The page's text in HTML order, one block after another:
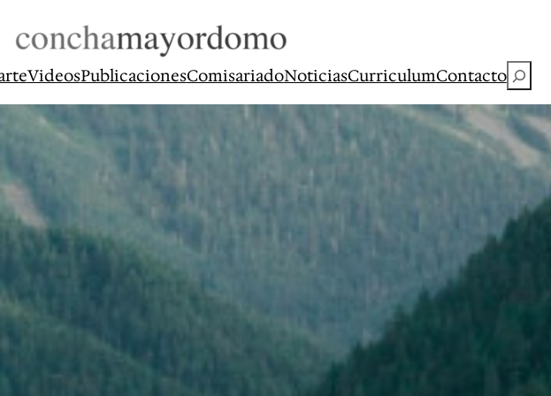
VideosPublicacionesComisariadoNoticiasCurriculumContactoBuscar